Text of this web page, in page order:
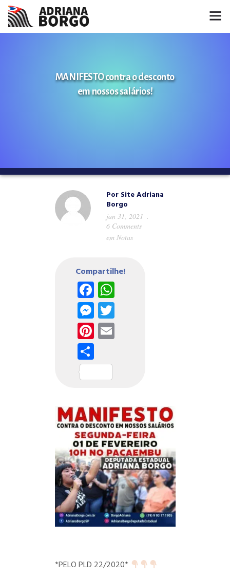
CONHEÇA A ADRIANA
MANIFESTO contra o desconto
em nossos salários!
Por Site Adriana
Borgo
jan 31, 2021
6 Comments
em Notas
Compartilhe!
Facebook
WhatsApp
Messenger
Twitter
Pinterest
Email
Share
*PELO PLD 22/2020*